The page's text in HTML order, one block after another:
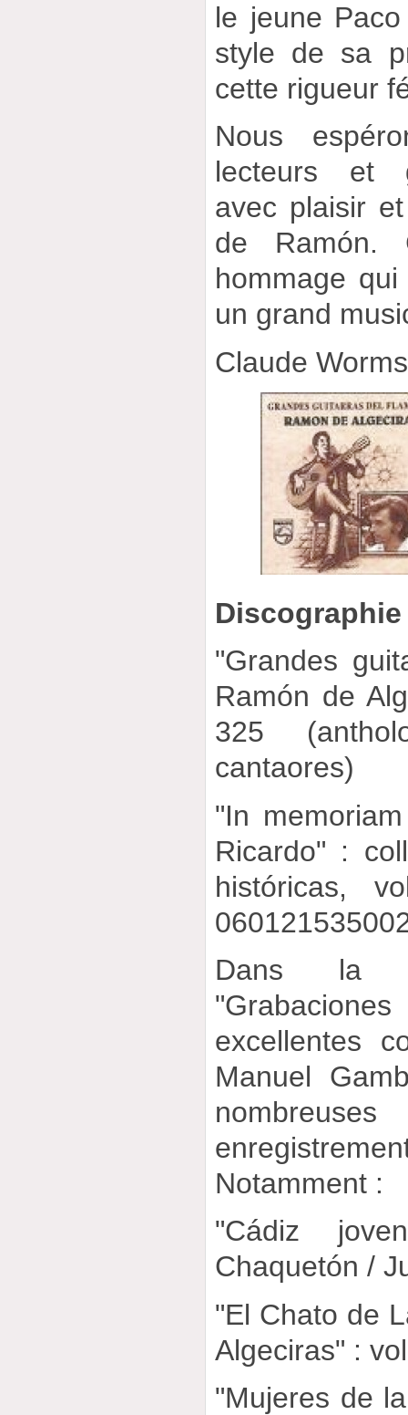
le jeune
style de sa
cette rigueur
Nous
lecteurs et
avec plaisir
de Ramón.
hommage
un grand
Claude Worms
Discographie
"Grandes
Ramón de
325
cantaores)
"In
Ricardo" :
históricas,
Dans la
excellentes
Manuel
Notamment :
"Cádiz
Chaquetón /
"El Chato de
Algeciras" :
"Mujeres de